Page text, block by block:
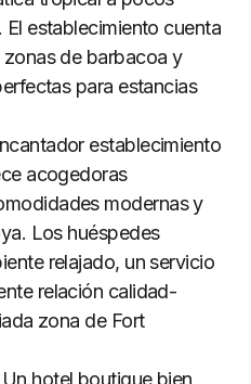
El establecimiento cuenta
de barbacoa y
para estancias
establecimiento
acogedoras
modernas y
Los huéspedes
relajado, un servicio
relación calidad-
zona de Fort
hotel boutique bien